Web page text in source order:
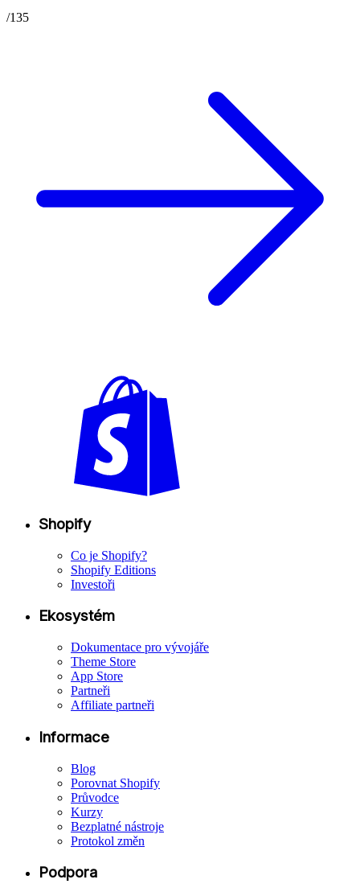
/135
Shopify
Co je Shopify?
Shopify Editions
Investoři
Ekosystém
Dokumentace pro vývojáře
Theme Store
App Store
Partneři
Affiliate partneři
Informace
Blog
Porovnat Shopify
Průvodce
Kurzy
Bezplatné nástroje
Protokol změn
Podpora